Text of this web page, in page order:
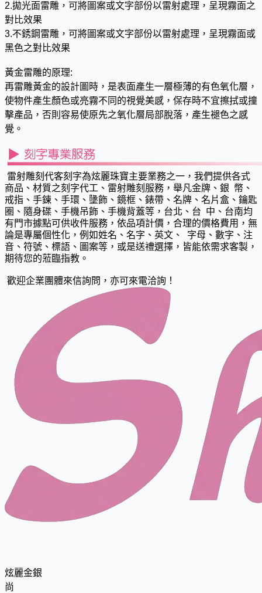
2.拋光面雷雕，可將圖案或文字部份以雷射處理，呈現霧面之
對比效果
3.不銹鋼雷雕，可將圖案或文字部份以雷射處理，呈現霧面或
黑色之對比效果
黃金雷雕的原理:
再雷雕黃金的設計圖時，是表面產生一層極薄的有色氧化層，
使物件產生顏色或亮霧不同的視覺美感，保存時不宜擦拭或撞
擊產品，否則容易使原先之氧化層局部脫落，產生褪色之感
覺。
雷射雕刻代客刻字為炫麗珠寶主要業務之一，我們提供各式
商品、材質之刻字代工、雷射雕刻服務，舉凡金牌、銀 幣、
戒指、手鍊、手環、墬飾、鏡框、錶帶、名牌、名片盒、鑰匙
圈、隨身碟、手機吊飾、手機背蓋等，台北、台 中、台南均
有門市據點可供收件服務，依品項計價，合理的價格費用，無
論是專屬個性化，例如姓名、名字、英文、 字母、數字、注
音、符號、標語、圖案等，或是送禮選擇，皆能依需求客製，
期待您的蒞臨指教。
歡迎企業團體來信詢問，亦可來電洽詢！
炫麗金銀
尚